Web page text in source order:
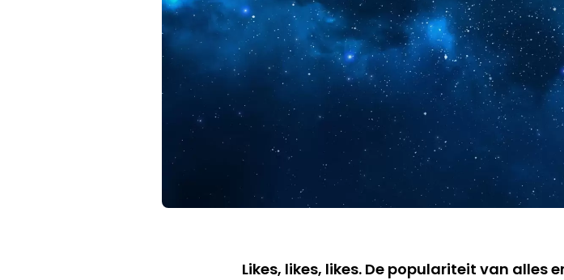
Likes, likes, likes. De populariteit van alles